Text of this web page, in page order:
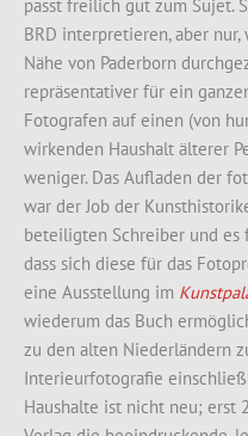
passt freilich gut zum Sujet.
BRD interpretieren, aber
Nähe von Paderborn
repräsentativer für ein
Fotografen auf einen (von
wirkenden Haushalt älterer
weniger. Das Aufladen der
war der Job der
beteiligten Schreiber und es
dass sich diese für das
eine Ausstellung im
wiederum das Buch
zu den alten Niederländern
Interieurfotografie
Haushalte ist nicht neu; erst